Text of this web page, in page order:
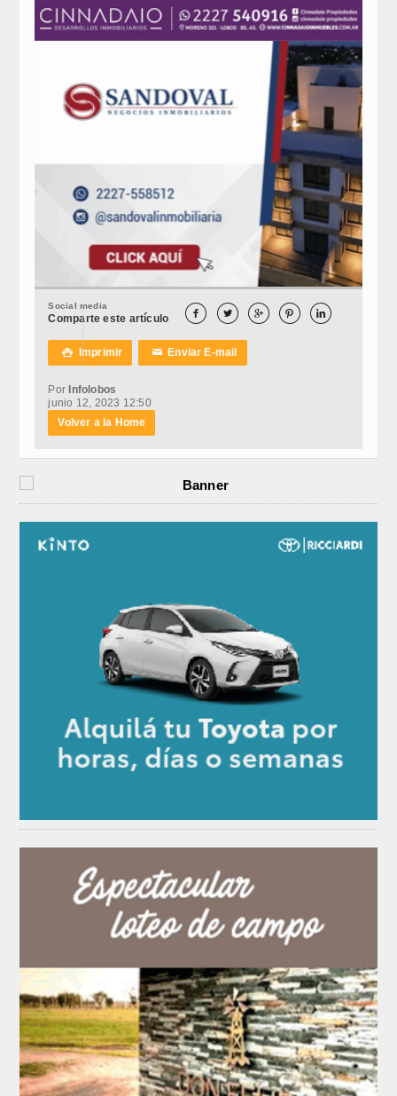
Social media
Comparte este artículo     
 Imprimir ✉Enviar E-mail
PorInfolobos
junio 12, 2023 12:50
Volver a la Home